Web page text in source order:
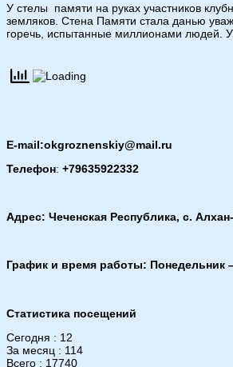
У стелы памяти на руках участников
земляков. Стена Памяти стала данью
горечь, испытанные миллионами людей.
E-mail:okgroznenskiy@mail.ru
Телефон: +79635922332
Адрес: Чеченская Республика, с.
График и время работы: Понедельник
Статистика посещений
Сегодня : 12
За месяц : 114
Всего : 17740